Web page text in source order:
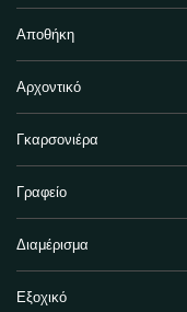
Αποθήκη
Αρχοντικό
Γκαρσονιέρα
Γραφείο
Διαμέρισμα
Εξοχικό